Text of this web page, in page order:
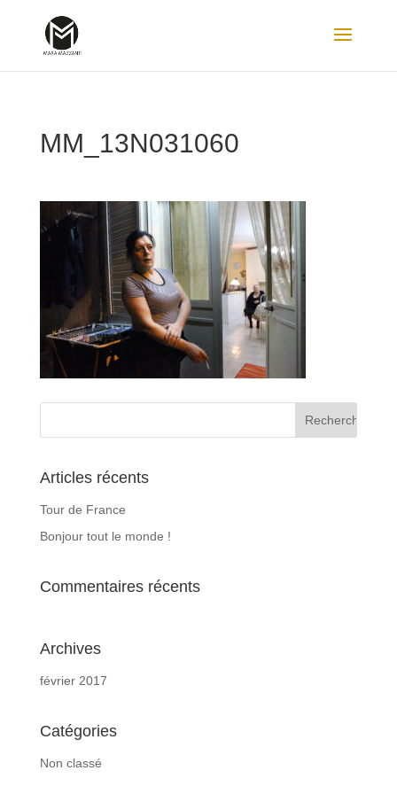
MM_13N031060
Articles récents
Tour de France
Bonjour tout le monde !
Commentaires récents
Archives
février 2017
Catégories
Non classé